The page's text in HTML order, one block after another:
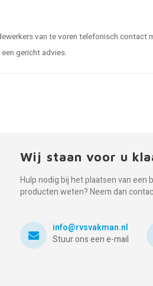
van te voren telefonisch
gericht advies.
Wij staan voor u
Hulp nodig bij het plaatsen van
producten weten? Neem dan
info@rvsvakman.nl
Stuur ons een e-mail